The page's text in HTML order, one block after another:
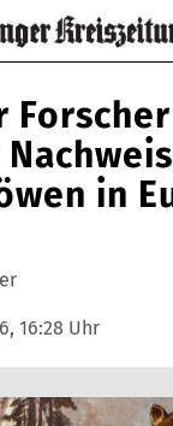
in
16:28 Uhr